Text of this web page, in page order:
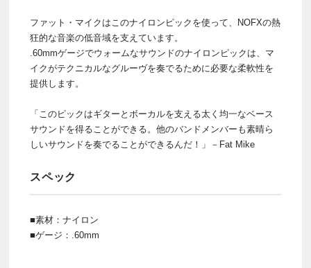
ファット・マイクはこのナイロンピックを使って、NOFXの熱
狂的な音楽の低音域を支えています。
.60mmゲージでウォームなサウンドのナイロンピックは、マ
イクがテクニカルなグルーヴを奏でるために必要な柔軟性を
提供します。
「このピックはギターとボーカルを支える太く均一なベース
サウンドを得ることができる。他のバンドメンバーも素晴ら
しいサウンドを奏でることができるんだ！」－Fat Mike
スペック
■素材：ナイロン
■ゲージ：.60mm